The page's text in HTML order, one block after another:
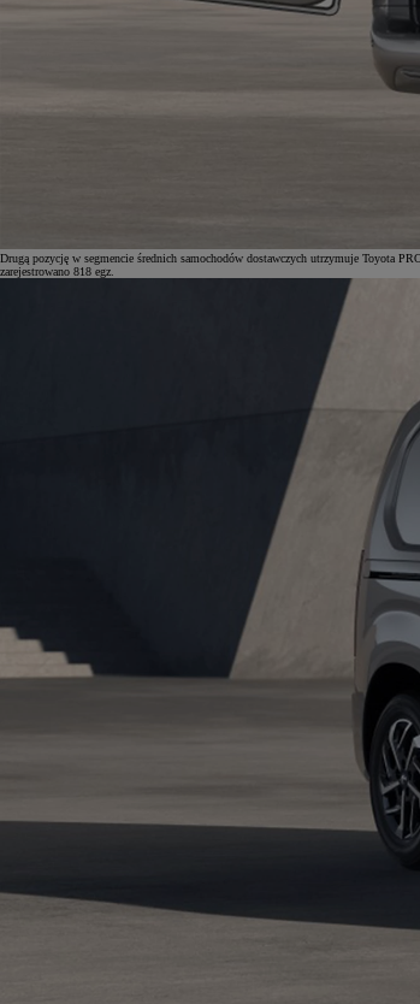
Drugą pozycję w segmencie średnich samochodów dostawczych utrzymuje Toyota
zarejestrowano 818 egz.